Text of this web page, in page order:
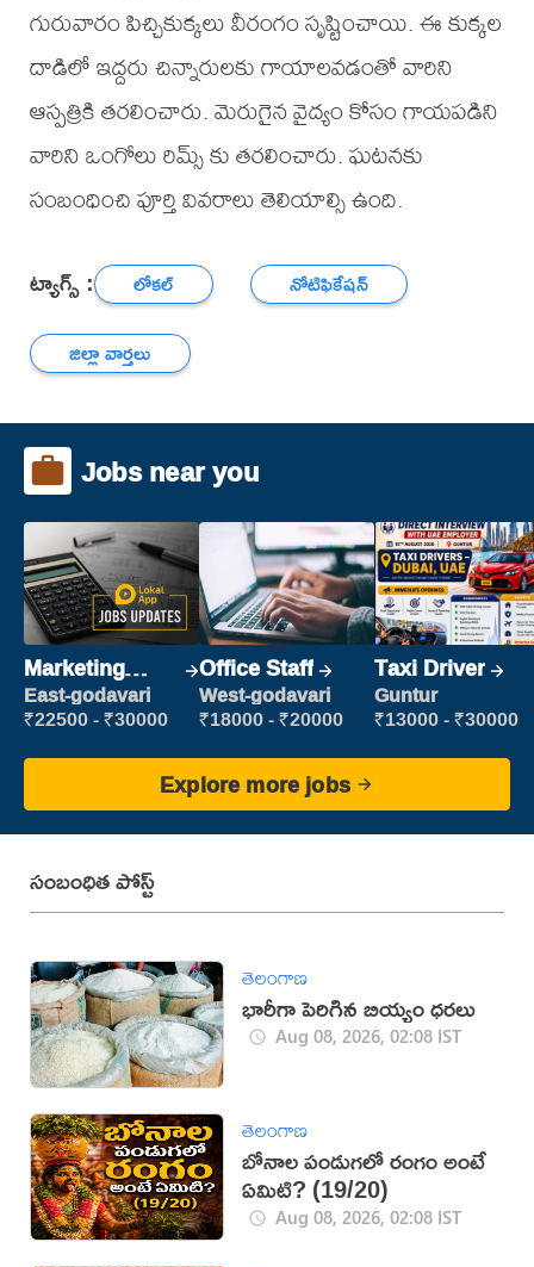
గురువారం పిచ్చికుక్కలు వీరంగం సృష్టించాయి. ఈ కుక్కల
దాడిలో ఇద్దరు చిన్నారులకు గాయాలవడంతో వారిని
ఆస్పత్రికి తరలించారు. మెరుగైన వైద్యం కోసం గాయపడిని
వారిని ఒంగోలు రిమ్స్ కు తరలించారు. ఘటనకు
సంబంధించి పూర్తి వివరాలు తెలియాల్సి ఉంది.
ట్యాగ్స్ : లోకల్
నోటిఫికేషన్
జిల్లా వార్తలు
Jobs near you
Marketing
Executive
East-godavari
₹22500 - ₹30000
Office Staff
West-godavari
₹18000 - ₹20000
Taxi Driver
Guntur
₹13000 - ₹30000
Explore more jobs
సంబంధిత పోస్ట్
తెలంగాణ
భారీగా పెరిగిన బియ్యం ధరలు
Aug 08, 2026, 02:08 IST
తెలంగాణ
బోనాల పండుగలో రంగం అంటే
ఏమిటి? (19/20)
Aug 08, 2026, 02:08 IST